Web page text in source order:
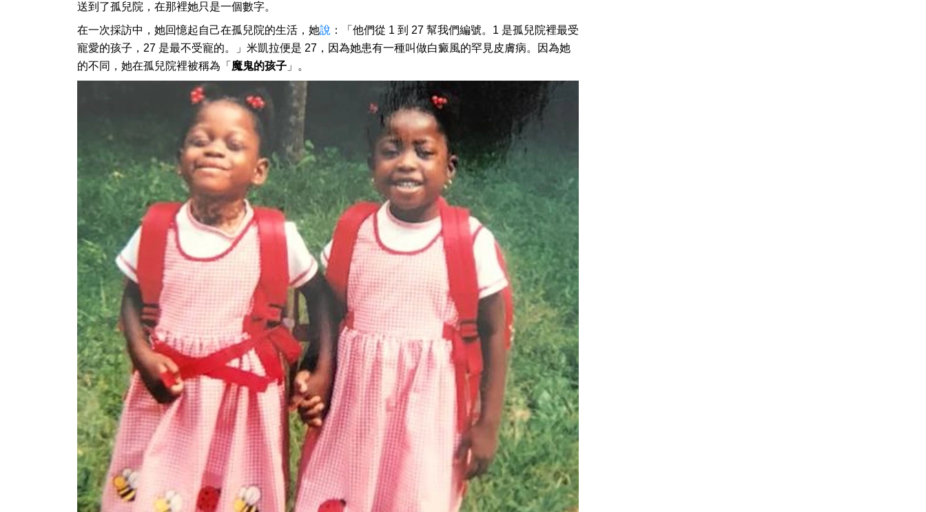
送到了孤兒院，在那裡她只是一個數字。
在一次採訪中，她回憶起自己在孤兒院的生活，她說 ：「他們從 1 到 27 幫我們編號。1 是孤兒院裡最受
寵愛的孩子，27 是最不受寵的。」米凱拉便是 27，因為她患有一種叫做白癜風的罕見皮膚病。因為她
的不同，她在孤兒院裡被稱為「 魔鬼的孩子 」。